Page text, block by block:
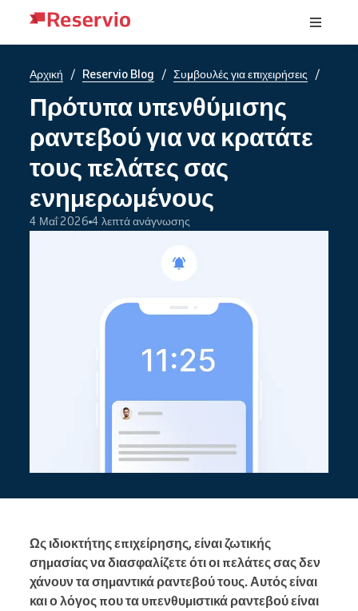
Αρχική / Reservio Blog / Συμβουλές για επιχειρήσεις /
Πρότυπα υπενθύμισης
ραντεβού για να κρατάτε
τους πελάτες σας
ενημερωμένους
4 Μαΐ 2026 4 λεπτά ανάγνωσης
Ως ιδιοκτήτης επιχείρησης, είναι ζωτικής
σημασίας να διασφαλίζετε ότι οι πελάτες σας δεν
χάνουν τα σημαντικά ραντεβού τους. Αυτός είναι
και ο λόγος που τα υπενθυμιστικά ραντεβού είναι